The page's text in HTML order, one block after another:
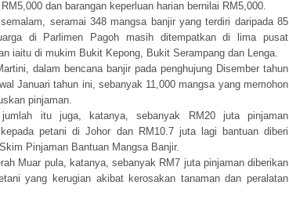
dan barangan keperluan harian bernilai RM5,000.
seramai 348 mangsa banjir yang terdiri daripada 85
di Parlimen Pagoh masih ditempatkan di lima pusat
iaitu di mukim Bukit Kepong, Bukit Serampang dan Lenga.
dalam bencana banjir pada penghujung Disember tahun
Januari tahun ini, sebanyak 11,000 mangsa yang memohon
pinjaman.
jumlah itu juga, katanya, sebanyak RM20 juta pinjaman
petani di Johor dan RM10.7 juta lagi bantuan diberi
Pinjaman Bantuan Mangsa Banjir.
Muar pula, katanya, sebanyak RM7 juta pinjaman diberikan
yang kerugian akibat kerosakan tanaman dan peralatan